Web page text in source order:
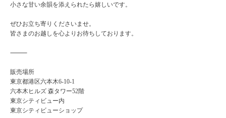
小さな甘い余韻を添えられたら嬉しいです。
ぜひお立ち寄りくださいませ。
皆さまのお越しを心よりお待ちしております。
⸻
販売場所
東京都港区六本木6-10-1
六本木ヒルズ 森タワー52階
東京シティビュー内
東京シティビューショップ